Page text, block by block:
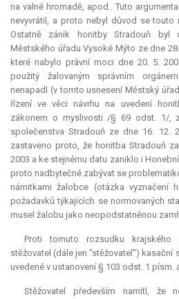
na valné hromadě, apod.. Tuto
nevyvrátil, a proto nebyl důvod se touto
Ostatně zánik honitby Stradouň byl
Městského úřadu Vysoké Mýto ze dne
které nabylo právní moci dne 20. 5.
použitý žalovaným správním
nenapadl (v tomto usnesení Městský
řízení ve věci návrhu na uvedení
zákonem o myslivosti /§ 69 odst. 1/,
společenstva Stradouň ze dne 16. 12.
zastaveno proto, že honitba Stradouň
2003 a ke stejnému datu zaniklo i
proto nadbytečné zabývat se
námitkami žalobce (otázka vyznačení
požadavků týkajících se normovaných
musel žalobu jako neopodstatněnou
Proti tomuto rozsudku
stěžovatel (dále jen "stěžovatel") kasační
uvedené v ustanovení § 103 odst. 1 písm.
Stěžovatel především namítl, že